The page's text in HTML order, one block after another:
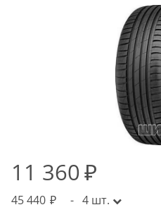
11 360
45 440 - 4 шт.